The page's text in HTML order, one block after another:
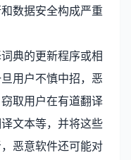
数据安全构成严重
典的更新程序或相
用户不慎中招，恶
取用户在有道翻译
文本等，并将这些
恶意软件还可能对